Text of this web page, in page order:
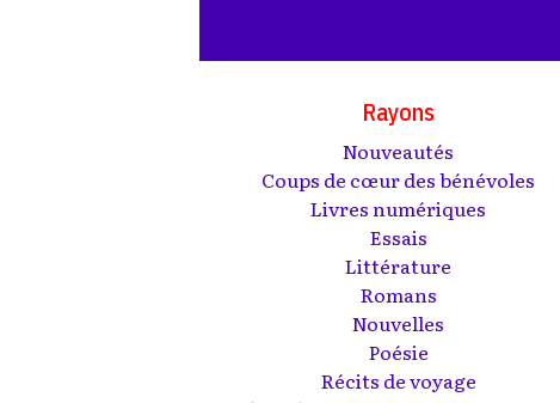
Rayons
Nouveautés
Coups de cœur des bénévoles
Livres numériques
Essais
Littérature
Romans
Nouvelles
Poésie
Récits de voyage